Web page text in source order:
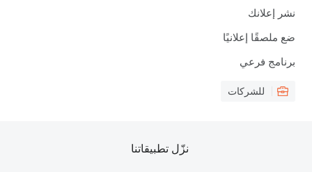
نشر إعلانك
ضع ملصقًا إعلانيًا
برنامج فرعي
للشركات
نزّل تطبيقاتنا